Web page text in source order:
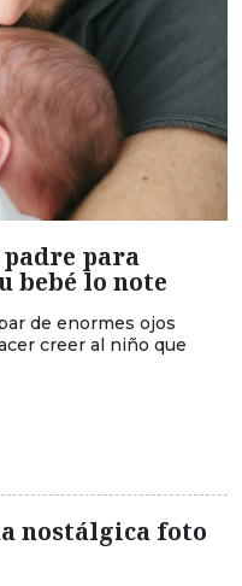
para
bebé lo note
de enormes ojos
creer al niño que
nostálgica foto